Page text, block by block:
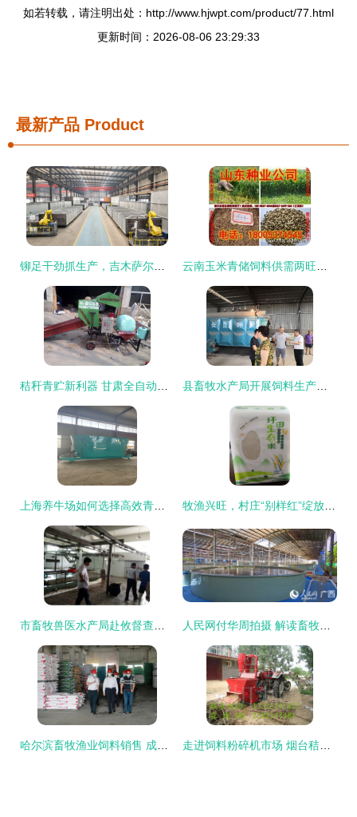
如若转载，请注明出处：http://www.hjwpt.com/product/77.html
更新时间：2026-08-06 23:29:33
最新产品 Product